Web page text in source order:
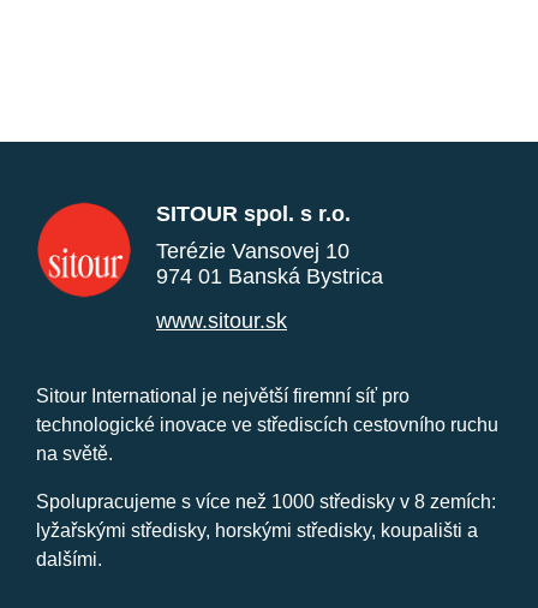
SITOUR spol. s r.o.
Terézie Vansovej 10
974 01 Banská Bystrica
www.sitour.sk
Sitour International je největší firemní síť pro
technologické inovace ve střediscích cestovního ruchu
na světě.
Spolupracujeme s více než 1000 středisky v 8 zemích:
lyžařskými středisky, horskými středisky, koupališti a
dalšími.